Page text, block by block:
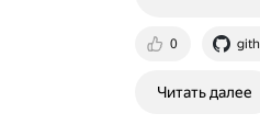
0
Читать далее